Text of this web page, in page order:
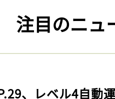
注目のニュ
、レベル4自動